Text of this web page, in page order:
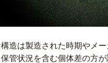
造は製造された時期やメ
管状況を含む個体差の方が